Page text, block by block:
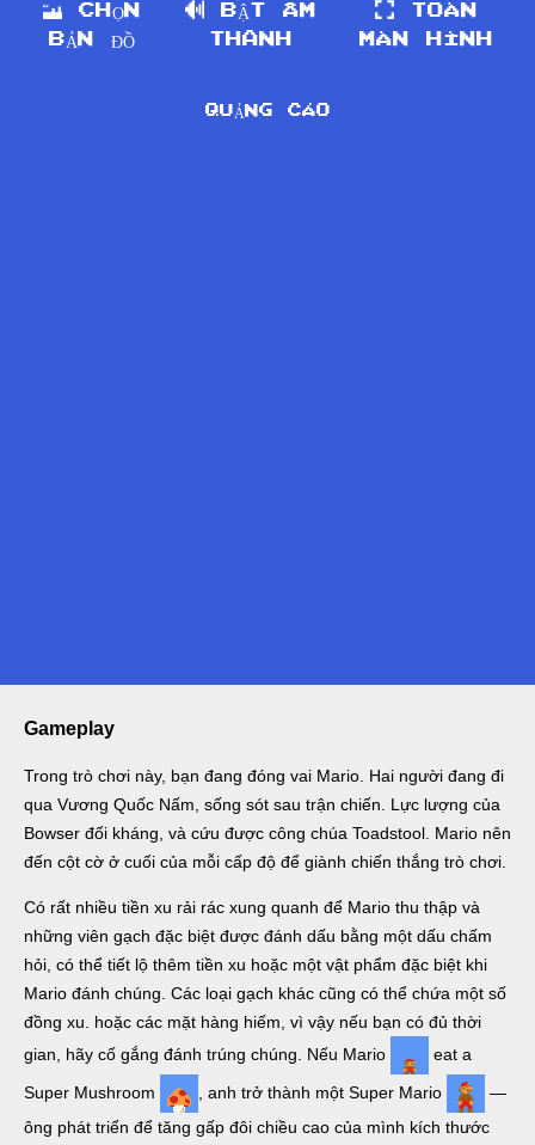
CHỌN
BẢN ĐỒ
BẬT ÂM
THANH
TOÀN
MÀN HÌNH
QUẢNG CÁO
Gameplay
Trong trò chơi này, bạn đang đóng vai Mario. Hai người đang đi
qua Vương Quốc Nấm, sống sót sau trận chiến. Lực lượng của
Bowser đối kháng, và cứu được công chúa Toadstool. Mario nên
đến cột cờ ở cuối của mỗi cấp độ để giành chiến thắng trò chơi.
Có rất nhiều tiền xu rải rác xung quanh để Mario thu thập và
những viên gạch đặc biệt được đánh dấu bằng một dấu chấm
hỏi, có thể tiết lộ thêm tiền xu hoặc một vật phẩm đặc biệt khi
Mario đánh chúng. Các loại gạch khác cũng có thể chứa một số
đồng xu. hoặc các mặt hàng hiếm, vì vậy nếu bạn có đủ thời
gian, hãy cố gắng đánh trúng chúng. Nếu Mario
eat a
Super Mushroom
, anh trở thành một Super Mario
—
ông phát triển để tăng gấp đôi chiều cao của mình kích thước